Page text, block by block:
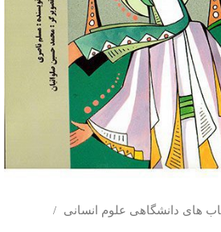
های دانشگاهی علوم انسانی